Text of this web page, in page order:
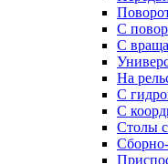
С
С
На
С
С
Столы